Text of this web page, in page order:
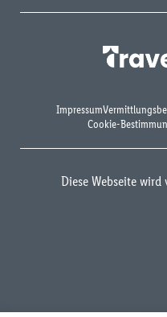
Impressum
Cookie-
Diese Webseite